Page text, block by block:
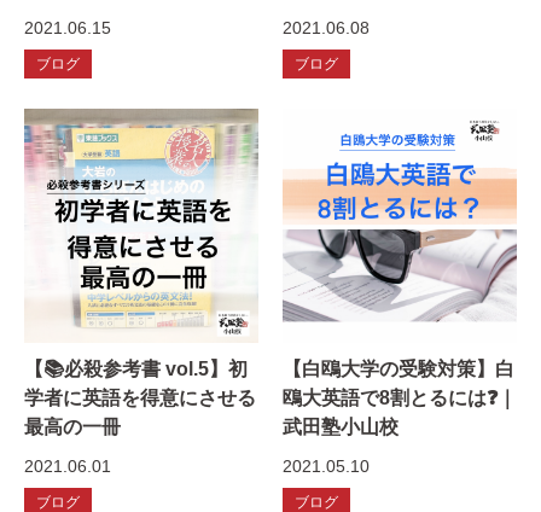
2021.06.15
ブログ
2021.06.08
ブログ
【📚必殺参考書 vol.5】初
学者に英語を得意にさせる
最高の一冊
2021.06.01
ブログ
【白鴎大学の受験対策】白
鴎大英語で8割とるには❓｜
武田塾小山校
2021.05.10
ブログ